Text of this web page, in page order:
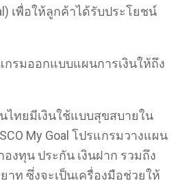
เพื่อให้ลูกค้าได้รับประโยชน์
กรมออกแบบแผนการเงินให้ถึง
ไทยมีเงินใช้แบบสุขสบายใน
My Goal โปรแกรมวางแผน
งทุน ประกัน เงินฝาก รวมถึง
ท ซึ่งจะเป็นเครื่องมือช่วยให้